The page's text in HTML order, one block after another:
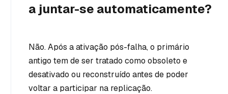
a juntar-se automaticamente?
Não. Após a ativação pós-falha, o primário
antigo tem de ser tratado como obsoleto e
desativado ou reconstruído antes de poder
voltar a participar na replicação.